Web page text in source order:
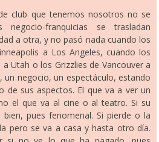
club que tenemos nosotros no se
franquicias se trasladan
a otra, y no pasó nada cuando los
a Los Angeles, cuando los
a Utah o los Grizzlies de Vancouver a
un negocio, un espectáculo, estando
de sus aspectos. El que va a ver un
el que va al cine o al teatro. Si su
pues fenomenal. Si pierde o la
pero se va a casa y hasta otro día.